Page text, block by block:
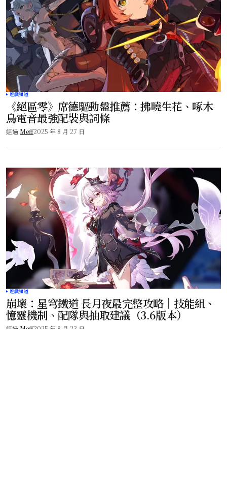
遊戲頻道
《絕區零》席德驅動盤推薦：拂曉生花、啄木
鳥電音最強配裝與詞條
經過 Meff2025 年 8 月 27 日
遊戲頻道
崩壞：星穹鐵道 長月夜最完整攻略｜技能組、
憶靈機制、配隊與抽取建議（3.6版本）
經過 Meff2025 年 8 月 23 日